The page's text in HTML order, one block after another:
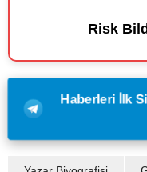
Risk
Haberleri İlk